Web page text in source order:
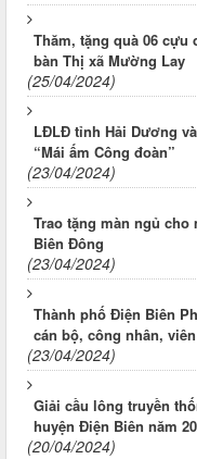
Thăm, tặng quà 06
bàn Thị xã Mường Lay
(25/04/2024)
LĐLĐ tỉnh Hải Dương
“Mái ấm Công đoàn”
(23/04/2024)
Trao tặng màn ngủ
Biên Đông
(23/04/2024)
Thành phố Điện Biên
cán bộ, công nhân,
(23/04/2024)
Giải cầu lông truyền
huyện Điện Biên năm
(20/04/2024)